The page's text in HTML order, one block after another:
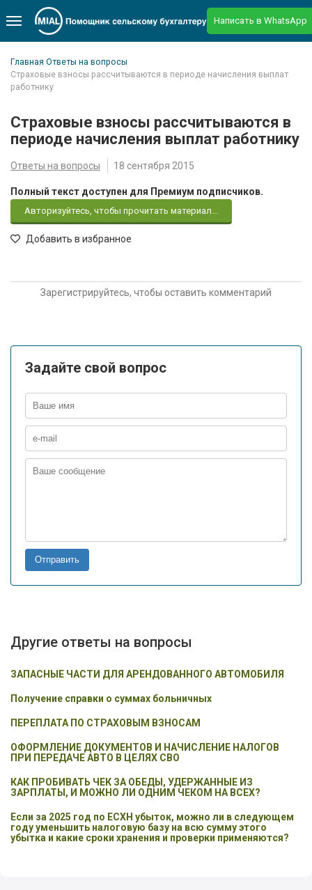
Написать в WhatsApp
Главная Ответы на вопросы
Страховые взносы рассчитываются в периоде начисления выплат
работнику
Страховые взносы рассчитываются в
периоде начисления выплат работнику
Ответы на вопросы 18 сентября 2015
Полный текст доступен для Премиум подписчиков.
Авторизуйтесь, чтобы прочитать материал...
Добавить в избранное
Зарегистрируйтесь, чтобы оставить комментарий
Задайте свой вопрос
Отправить
Другие ответы на вопросы
ЗАПАСНЫЕ ЧАСТИ ДЛЯ АРЕНДОВАННОГО АВТОМОБИЛЯ
Получение справки о суммах больничных
ПЕРЕПЛАТА ПО СТРАХОВЫМ ВЗНОСАМ
ОФОРМЛЕНИЕ ДОКУМЕНТОВ И НАЧИСЛЕНИЕ НАЛОГОВ
ПРИ ПЕРЕДАЧЕ АВТО В ЦЕЛЯХ СВО
КАК ПРОБИВАТЬ ЧЕК ЗА ОБЕДЫ, УДЕРЖАННЫЕ ИЗ
ЗАРПЛАТЫ, И МОЖНО ЛИ ОДНИМ ЧЕКОМ НА ВСЕХ?
Если за 2025 год по ЕСХН убыток, можно ли в следующем
году уменьшить налоговую базу на всю сумму этого
убытка и какие сроки хранения и проверки применяются?